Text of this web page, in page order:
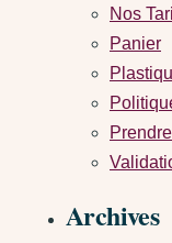
Nos
Panier
Archives